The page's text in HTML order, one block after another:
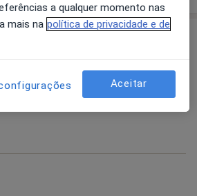
a qualquer momento nas
mais na política de privacidade e de
Aceitar